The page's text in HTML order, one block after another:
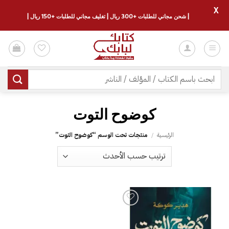
للمحتوى
البحث
عن:
كوضوح التوت
الرئيسية / منتجات تحت الوسم “كوضوح التوت”
| شحن مجاني للطلبات +300 ريال | تغليف مجاني للطلبات +150 ريال |
X